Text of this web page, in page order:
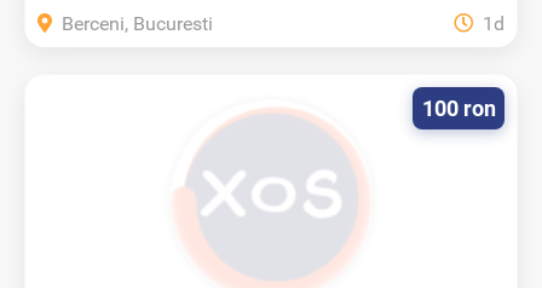
Berceni, Bucuresti 1d
100 ron